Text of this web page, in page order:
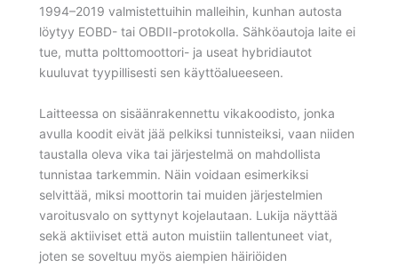
1994–2019 valmistettuihin malleihin, kunhan autosta
löytyy EOBD- tai OBDII-protokolla. Sähköautoja laite ei
tue, mutta polttomoottori- ja useat hybridiautot
kuuluvat tyypillisesti sen käyttöalueeseen.
Laitteessa on sisäänrakennettu vikakoodisto, jonka
avulla koodit eivät jää pelkiksi tunnisteiksi, vaan niiden
taustalla oleva vika tai järjestelmä on mahdollista
tunnistaa tarkemmin. Näin voidaan esimerkiksi
selvittää, miksi moottorin tai muiden järjestelmien
varoitusvalo on syttynyt kojelautaan. Lukija näyttää
sekä aktiiviset että auton muistiin tallentuneet viat,
joten se soveltuu myös aiempien häiriöiden